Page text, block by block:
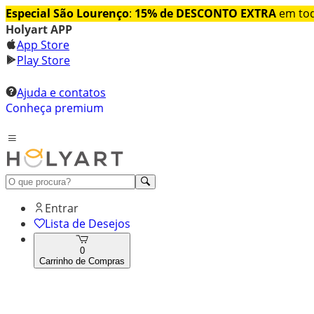
Especial São Lourenço: 15% de DESCONTO EXTRA em
Holyart APP
App Store
Play Store
Ajuda e contatos
Conheça premium
Entrar
Lista de Desejos
0
Carrinho de Compras